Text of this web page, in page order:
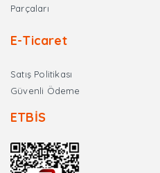
Parçaları
E-Ticaret
Satış Politikası
Güvenli Ödeme
ETBİS